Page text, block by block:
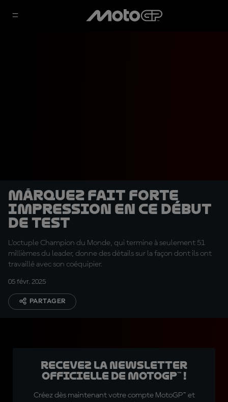
Márquez fait forte
impression en ce début
de Test
L'octuple Champion du Monde, qui termine à seulement 51
millièmes du leader, donne des détails sur la façon dont ils ont
travaillé avec son coéquipier.
05 févr. 2025
PARTAGER
Recevez la Newsletter
officielle de MotoGP™ !
Créez dès maintenant votre compte MotoGP™ et